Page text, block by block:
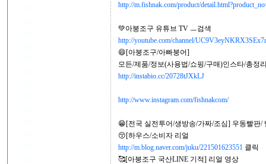
http://m.fishnak.com/product/
💚아붕조구 유튜브 TV ㅡ검색
http://youtube.com/channel/
😄[아붕조구/아빠붕어]
모든/제품/정보(사용법/쇼핑/구매)인스타/총정
http://instabio.cc/20728tJXkLJ
http://www.instagram.com/fishnakcom/
😁[전국 실전투어/생방송/가짜/조심] 우동빨판
😚[하우스/소비자 리얼
http://m.blog.naver.com/juku/221501623551 클릭
🥰[아붕조구 국산LINE 기적] 리얼 영상